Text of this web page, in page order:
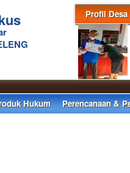
Profil Desa
Hukum Perencanaan &